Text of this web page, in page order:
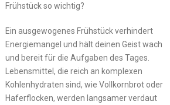
Frühstück so wichtig?
Ein ausgewogenes Frühstück verhindert
Energiemangel und hält deinen Geist wach
und bereit für die Aufgaben des Tages.
Lebensmittel, die reich an komplexen
Kohlenhydraten sind, wie Vollkornbrot oder
Haferflocken, werden langsamer verdaut